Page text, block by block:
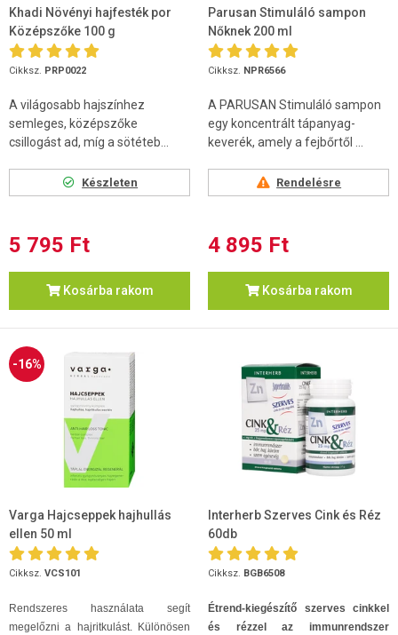
Khadi Növényi hajfesték por
Középszőke 100 g
Cikksz. PRP0022
A világosabb hajszínhez
semleges, középszőke
csillogást ad, míg a sötéteb...
Készleten
5 795 Ft
Kosárba rakom
Parusan Stimuláló sampon
Nőknek 200 ml
Cikksz. NPR6566
A PARUSAN Stimuláló sampon
egy koncentrált tápanyag-
keverék, amely a fejbőrtől ...
Rendelésre
4 895 Ft
Kosárba rakom
-16%
Varga Hajcseppek hajhullás
ellen 50 ml
Cikksz. VCS101
Rendszeres használata segít
megelőzni a hajritkulást. Különösen
Interherb Szerves Cink és Réz
60db
Cikksz. BGB6508
Étrend-kiegészítő szerves cinkkel
és rézzel az immunrendszer